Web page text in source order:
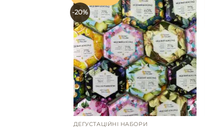
-20%
ДЕГУСТАЦІЙНІ НАБОРИ